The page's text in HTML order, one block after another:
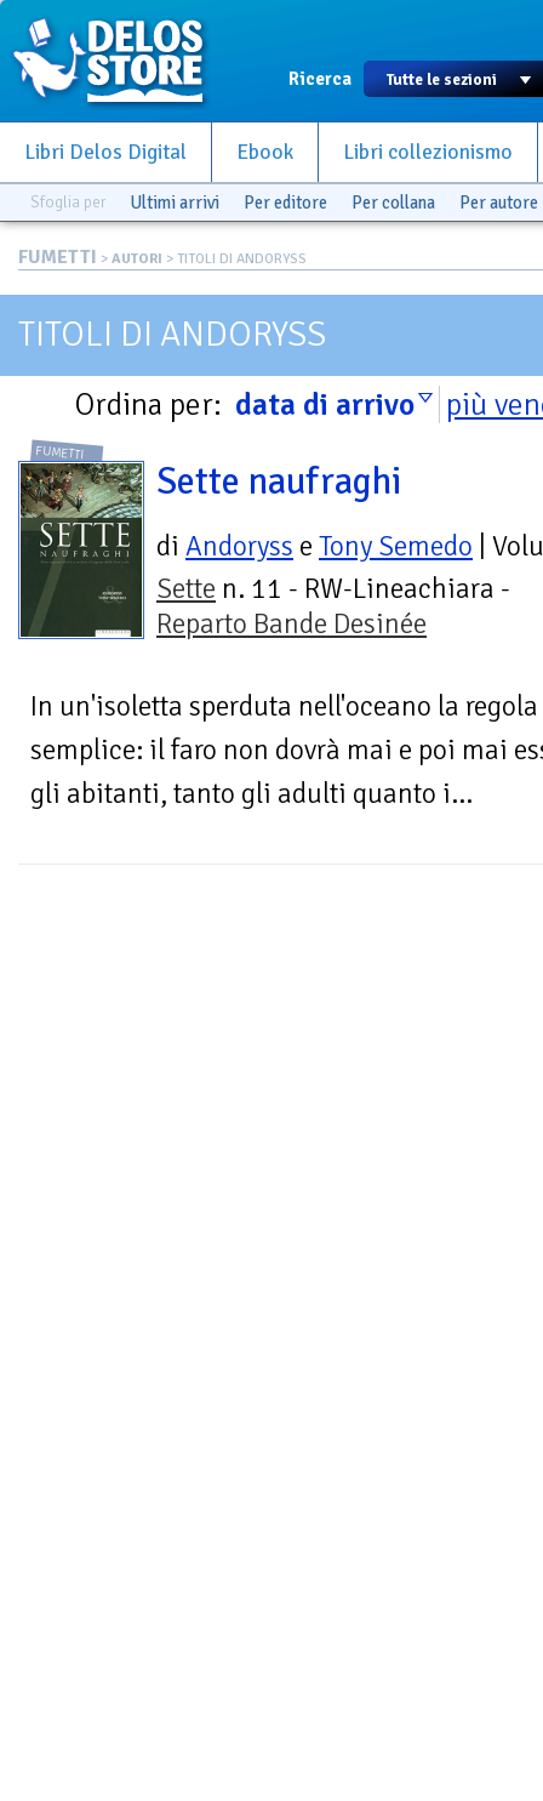
Ricerca
Libri Delos Digital Ebook Libri collezionismo
Sfoglia per Ultimi arrivi Per editore Per collana Per autore
FUMETTI > AUTORI > TITOLI DI ANDORYSS
TITOLI DI ANDORYSS
Ordina per: data di arrivo più
FUMETTI
Sette naufraghi
di Andoryss e Tony Semedo |
Sette n. 11 - RW-Lineachiara -
Reparto Bande Desinée
In un'isoletta sperduta nell'oceano la
semplice: il faro non dovrà mai e poi mai
gli abitanti, tanto gli adulti quanto i...